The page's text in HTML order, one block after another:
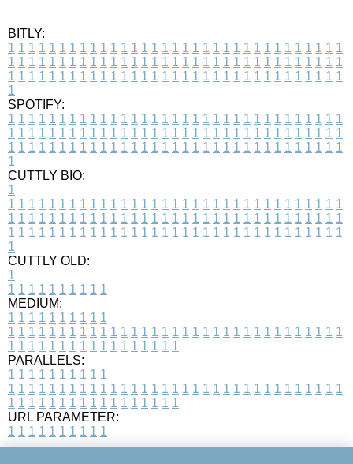
BITLY:
1 1 1 1 1 1 1 1 1 1 1 1 1 1 1 1 1 1 1 1 1 1 1 1 1 1 1 1 1 1 1 1 1
1 1 1 1 1 1 1 1 1 1 1 1 1 1 1 1 1 1 1 1 1 1 1 1 1 1 1 1 1 1 1 1 1
1 1 1 1 1 1 1 1 1 1 1 1 1 1 1 1 1 1 1 1 1 1 1 1 1 1 1 1 1 1 1 1 1
1
SPOTIFY:
1 1 1 1 1 1 1 1 1 1 1 1 1 1 1 1 1 1 1 1 1 1 1 1 1 1 1 1 1 1 1 1 1
1 1 1 1 1 1 1 1 1 1 1 1 1 1 1 1 1 1 1 1 1 1 1 1 1 1 1 1 1 1 1 1 1
1 1 1 1 1 1 1 1 1 1 1 1 1 1 1 1 1 1 1 1 1 1 1 1 1 1 1 1 1 1 1 1 1
1
CUTTLY BIO:
1
1 1 1 1 1 1 1 1 1 1 1 1 1 1 1 1 1 1 1 1 1 1 1 1 1 1 1 1 1 1 1 1 1
1 1 1 1 1 1 1 1 1 1 1 1 1 1 1 1 1 1 1 1 1 1 1 1 1 1 1 1 1 1 1 1 1
1 1 1 1 1 1 1 1 1 1 1 1 1 1 1 1 1 1 1 1 1 1 1 1 1 1 1 1 1 1 1 1 1
1
CUTTLY OLD:
1
1 1 1 1 1 1 1 1 1 1
MEDIUM:
1 1 1 1 1 1 1 1 1 1
1 1 1 1 1 1 1 1 1 1 1 1 1 1 1 1 1 1 1 1 1 1 1 1 1 1 1 1 1 1 1 1 1
1 1 1 1 1 1 1 1 1 1 1 1 1 1 1 1 1
PARALLELS:
1 1 1 1 1 1 1 1 1 1
1 1 1 1 1 1 1 1 1 1 1 1 1 1 1 1 1 1 1 1 1 1 1 1 1 1 1 1 1 1 1 1 1
1 1 1 1 1 1 1 1 1 1 1 1 1 1 1 1 1
URL PARAMETER:
1 1 1 1 1 1 1 1 1 1